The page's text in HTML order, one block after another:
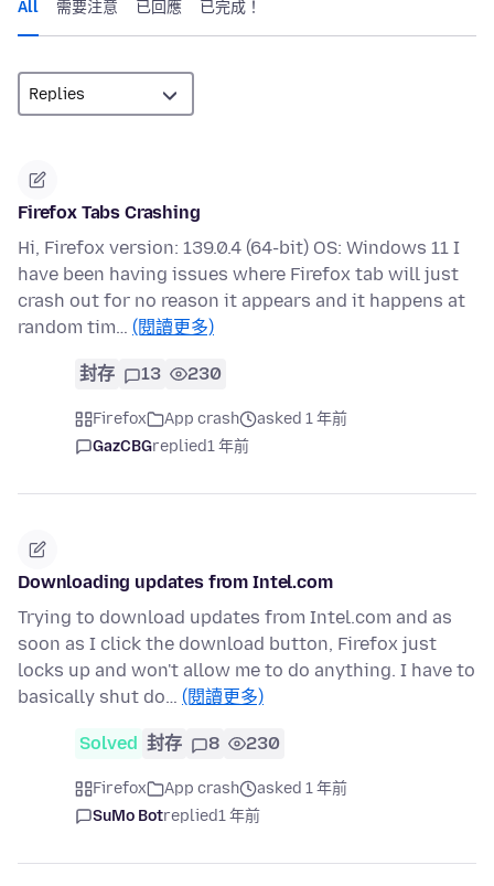
All 需要注意 已回應 已完成！
Firefox Tabs Crashing
Hi, Firefox version: 139.0.4 (64-bit) OS: Windows 11 I
have been having issues where Firefox tab will just
crash out for no reason it appears and it happens at
random tim… (閱讀更多)
封存 13 230
Firefox App crash
asked 1 年前
GazCBGreplied1 年前
Downloading updates from Intel.com
Trying to download updates from Intel.com and as
soon as I click the download button, Firefox just
locks up and won't allow me to do anything. I have to
basically shut do… (閱讀更多)
Solved 封存 8 230
Firefox App crash
asked 1 年前
SuMo Botreplied1 年前